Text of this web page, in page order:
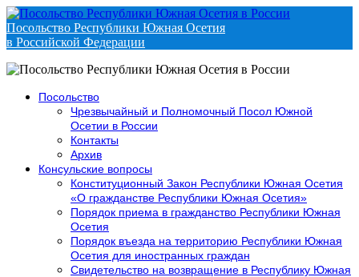
Посольство Республики Южная Осетия
в Российской Федерации
Посольство
Чрезвычайный и Полномочный Посол Южной
Осетии в России
Контакты
Архив
Консульские вопросы
Конституционный Закон Республики Южная Осетия
«О гражданстве Республики Южная Осетия»
Порядок приема в гражданство Республики Южная
Осетия
Порядок въезда на территорию Республики Южная
Осетия для иностранных граждан
Свидетельство на возвращение в Республику Южная